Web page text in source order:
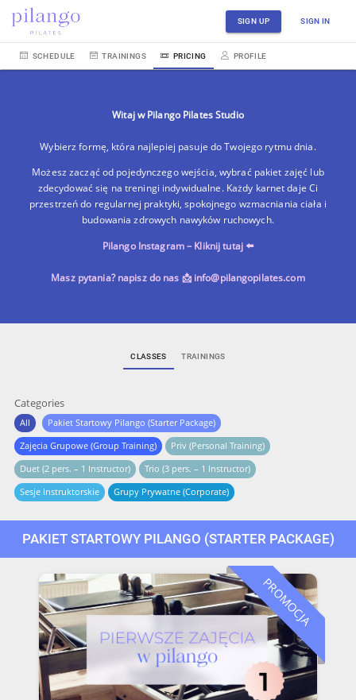
SIGN UP SIGN IN
SCHEDULE TRAININGS PRICING PROFILE
Witaj w Pilango Pilates Studio
Wybierz formę, która najlepiej pasuje do Twojego rytmu dnia.
Możesz zacząć od pojedynczego wejścia, wybrać pakiet zajęć lub
zdecydować się na treningi indywidualne. Każdy karnet daje Ci
przestrzeń do regularnej praktyki, spokojnego wzmacniania ciała i
budowania zdrowych nawyków ruchowych.
Pilango Instagram – Kliknij tutaj ⬅️
Masz pytania? napisz do nas 📩 info@pilangopilates.com
CLASSES TRAININGS
Categories
All Pakiet Startowy Pilango (Starter Package)
Zajęcia Grupowe (Group Training) Priv (Personal Training)
Duet (2 pers. – 1 Instructor) Trio (3 pers. – 1 Instructor)
Sesje Instruktorskie Grupy Prywatne (Corporate)
PAKIET STARTOWY PILANGO (STARTER PACKAGE)
PROMOCJA